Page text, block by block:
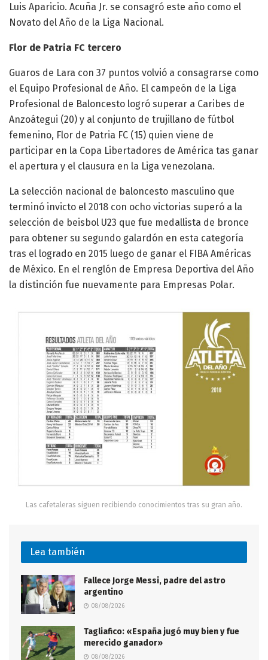
Luis Aparicio. Acuña Jr. se consagró este año como el
Novato del Año de la Liga Nacional.
Flor de Patria FC tercero
Guaros de Lara con 37 puntos volvió a consagrarse como
el Equipo Profesional de Año. El campeón de la Liga
Profesional de Baloncesto logró superar a Caribes de
Anzoátegui (20) y al conjunto de trujillano de fútbol
femenino, Flor de Patria FC (15) quien viene de
participar en la Copa Libertadores de América tas ganar
el apertura y el clausura en la Liga venezolana.
La selección nacional de baloncesto masculino que
terminó invicto el 2018 con ocho victorias superó a la
selección de beisbol U23 que fue medallista de bronce
para obtener su segundo galardón en esta categoría
tras el logrado en 2015 luego de ganar el FIBA Américas
de México. En el renglón de Empresa Deportiva del Año
la distinción fue nuevamente para Empresas Polar.
Las cafetaleras siguen recibiendo conocimientos tras su gran año.
Lea también
Fallece Jorge Messi, padre del astro
argentino
08/08/2026
Tagliafico: «España jugó muy bien y fue
merecido ganador»
08/08/2026